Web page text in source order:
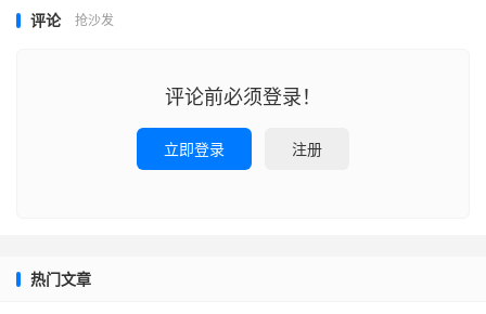
评论 抢沙发
评论前必须登录！
立即登录 注册
热门文章